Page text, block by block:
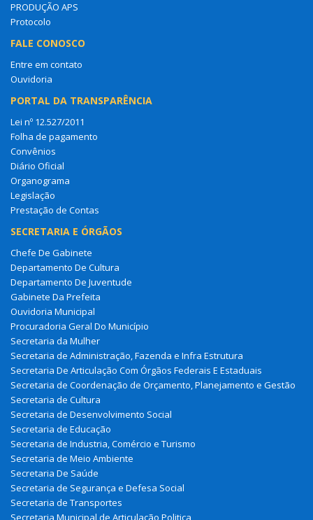
PRODUÇÃO APS
Protocolo
FALE CONOSCO
Entre em contato
Ouvidoria
PORTAL DA TRANSPARÊNCIA
Lei nº 12.527/2011
Folha de pagamento
Convênios
Diário Oficial
Organograma
Legislação
Prestação de Contas
SECRETARIA E ÓRGÃOS
Chefe De Gabinete
Departamento De Cultura
Departamento De Juventude
Gabinete Da Prefeita
Ouvidoria Municipal
Procuradoria Geral Do Município
Secretaria da Mulher
Secretaria de Administração, Fazenda e Infra Estrutura
Secretaria De Articulação Com Órgãos Federais E Estaduais
Secretaria de Coordenação de Orçamento, Planejamento e Gestão
Secretaria de Cultura
Secretaria de Desenvolvimento Social
Secretaria de Educação
Secretaria de Industria, Comércio e Turismo
Secretaria de Meio Ambiente
Secretaria De Saúde
Secretaria de Segurança e Defesa Social
Secretaria de Transportes
Secretaria Municipal de Articulação Politica